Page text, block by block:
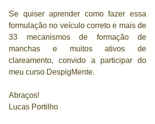
Se quiser aprender como fazer essa
formulação no veículo correto e mais de
33 mecanismos de formação de
manchas e muitos ativos de
clareamento, convido a participar do
meu curso DespigMente.
Abraços!
Lucas Portilho